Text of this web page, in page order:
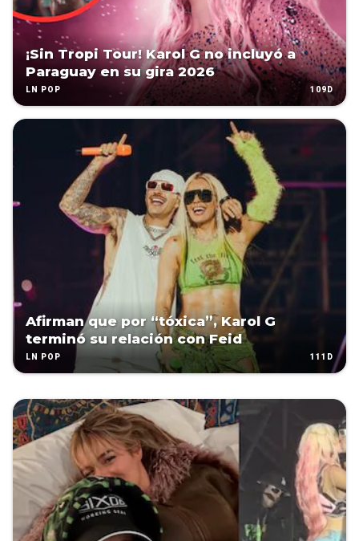
¡Sin Tropi Tour! Karol G no incluyó a
Paraguay en su gira 2026
LN POP 109D
Afirman que por “tóxica”, Karol G
terminó su relación con Feid
LN POP 111D